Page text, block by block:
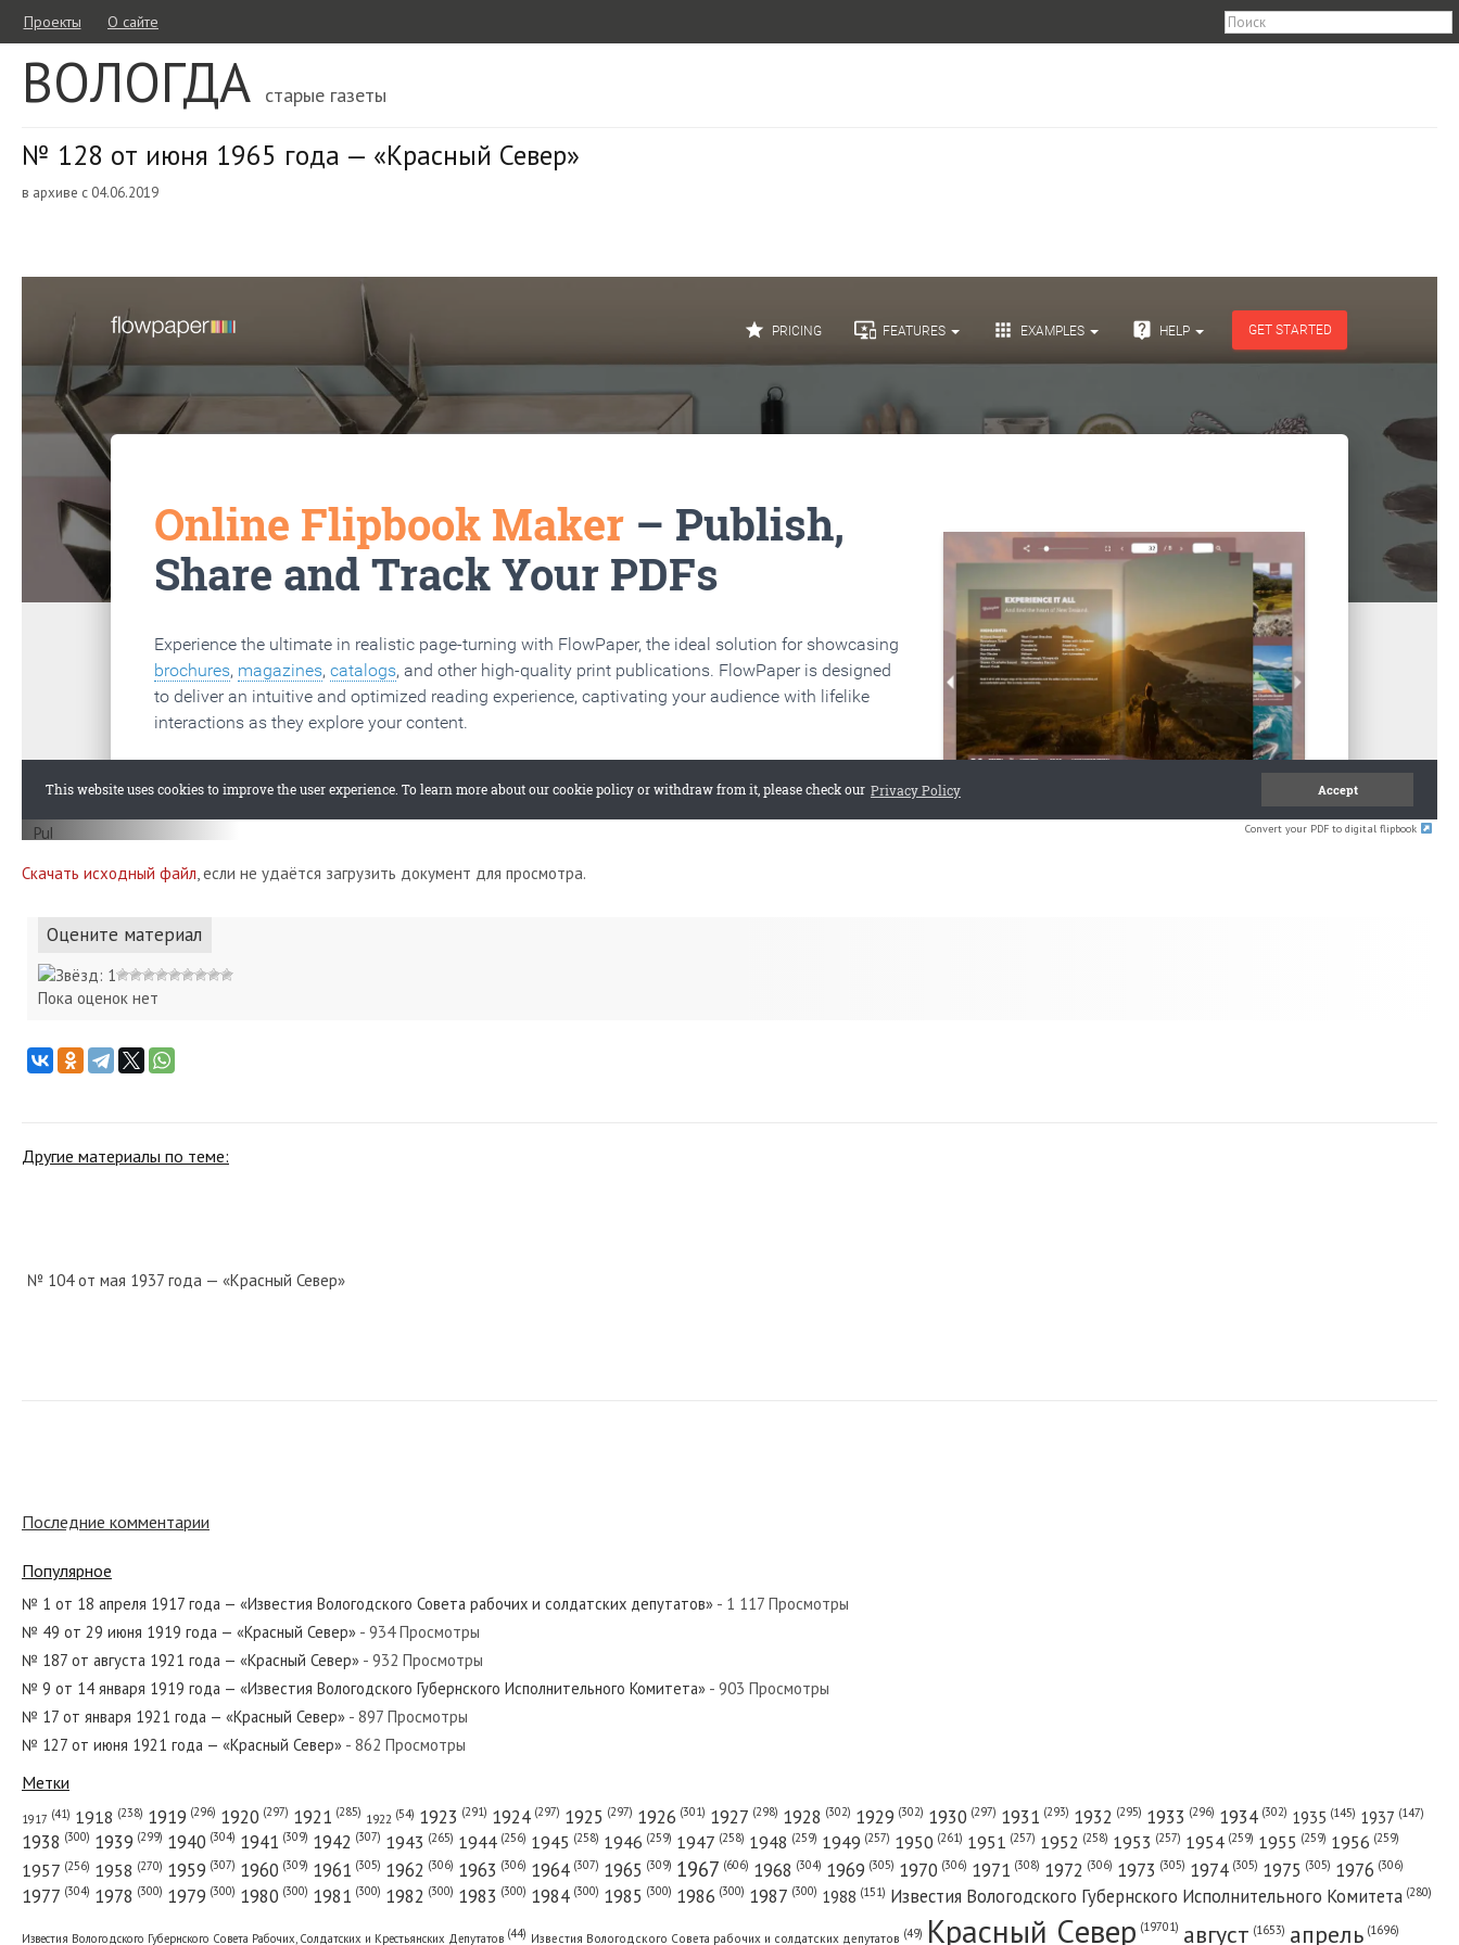
Проекты О сайте
ВОЛОГДА старые газеты
№ 128 от июня 1965 года — «Красный Север»
в архиве с 04.06.2019
Convert your PDF to digital flipbook
Скачать исходный файл, если не удаётся загрузить документ для просмотра.
Оцените материал
Пока оценок нет
Другие материалы по теме:
№ 104 от мая 1937 года — «Красный Север»
№ 201 от августа 1941 года — «Красный Север»
№ 7 от 9 мая 1919 года — «Красный Север»
№ 87 от апреля 1967 года — «Красный Север»
Последние комментарии
Популярное
№ 1 от 18 апреля 1917 года — «Известия Вологодского Совета рабочих и солдатских депутатов» - 1 117 Просмотры
№ 49 от 29 июня 1919 года — «Красный Север» - 934 Просмотры
№ 187 от августа 1921 года — «Красный Север» - 932 Просмотры
№ 9 от 14 января 1919 года — «Известия Вологодского Губернского Исполнительного Комитета» - 903 Просмотры
№ 17 от января 1921 года — «Красный Север» - 897 Просмотры
№ 127 от июня 1921 года — «Красный Север» - 862 Просмотры
Метки
1917 (41) 1918 (238) 1919 (296) 1920 (297) 1921 (285) 1922 (54) 1923 (291) 1924 (297) 1925 (297) 1926 (301) 1927 (298) 1928 (302) 1929 (302) 1930 (297) 1931 (293) 1932 (295) 1933 (296) 1934 (302) 1935 (145) 1937 (147)
1938 (300) 1939 (299) 1940 (304) 1941 (309) 1942 (307) 1943 (265) 1944 (256) 1945 (258) 1946 (259) 1947 (258) 1948 (259) 1949 (257) 1950 (261) 1951 (257) 1952 (258) 1953 (257) 1954 (259) 1955 (259) 1956 (259)
1957 (256) 1958 (270) 1959 (307) 1960 (309) 1961 (305) 1962 (306) 1963 (306) 1964 (307) 1965 (309) 1967 (606) 1968 (304) 1969 (305) 1970 (306) 1971 (308) 1972 (306) 1973 (305) 1974 (305) 1975 (305) 1976 (306)
1977 (304) 1978 (300) 1979 (300) 1980 (300) 1981 (300) 1982 (300) 1983 (300) 1984 (300) 1985 (300) 1986 (300) 1987 (300) 1988 (151) Известия Вологодского Губернского Исполнительного Комитета (280)
Известия Вологодского Губернского Совета Рабочих, Солдатских и Крестьянских Депутатов (44) Известия Вологодского Совета рабочих и солдатских депутатов (49) Красный Cевер (19701) август (1653) апрель (1696)